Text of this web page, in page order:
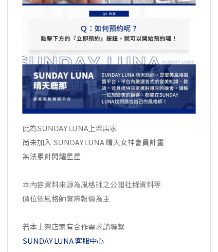
此為SUNDAY LUNA上架店家
尚未加入 SUNDAY LUNA 晴天女神會員計畫
無法累計閃耀星星
本內容資料來源為風格師之公開社群資料等
價位依風格師實際報價為主
若本上架店家有合作需求請聯繫
SUNDAY LUNA 客服中心